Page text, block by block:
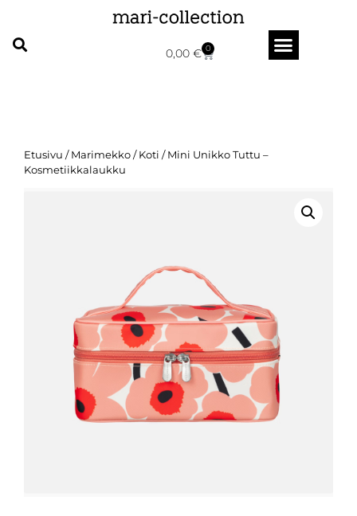
0,00 € 0
Etusivu /Marimekko/Koti / Mini Unikko Tuttu –
Kosmetiikkalaukku